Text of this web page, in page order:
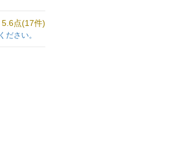
5.6点(17件)
ださい。